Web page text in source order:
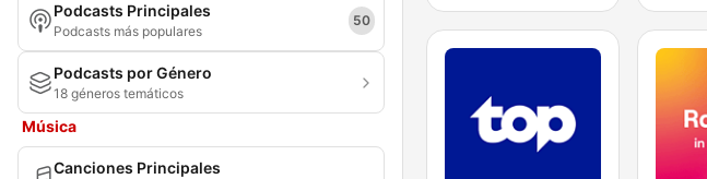
Podcasts Principales
Podcasts más populares
50
Podcasts por Género
18 géneros temáticos
Música
Canciones Principales